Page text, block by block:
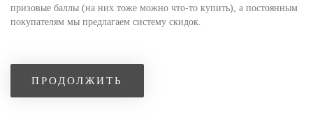
призовые баллы (на них тоже можно что-то купить), а постоянным
покупателям мы предлагаем систему скидок.
ПРОДОЛЖИТЬ